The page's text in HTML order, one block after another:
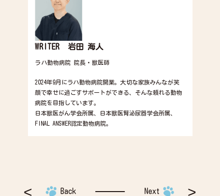
WRITER 岩田 海人
ラハ動物病院 院長・獣医師
2024年9月にラハ動物病院開業。大切な家族みんなが笑
顔で幸せに過ごすサポートができる、そんな頼れる動物
病院を目指しています。
日本獣医がん学会所属、日本獣医腎泌尿器学会所属、
FINAL ANSWER認定動物病院。
Back Next